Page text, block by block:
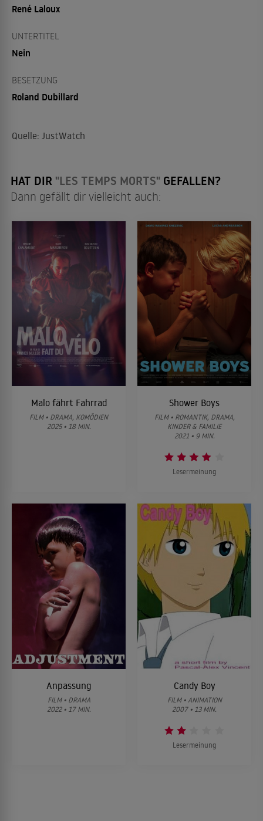
René Laloux
UNTERTITEL
Nein
BESETZUNG
Roland Dubillard
Quelle: JustWatch
HAT DIR "LES TEMPS MORTS" GEFALLEN?
Dann gefällt dir vielleicht auch:
Malo fährt Fahrrad
FILM • DRAMA, KOMÖDIEN
2025 • 18 MIN.
Shower Boys
FILM • ROMANTIK, DRAMA,
KINDER & FAMILIE
2021 • 9 MIN.
Lesermeinung
Anpassung
FILM • DRAMA
2022 • 17 MIN.
Candy Boy
FILM • ANIMATION
2007 • 13 MIN.
Lesermeinung